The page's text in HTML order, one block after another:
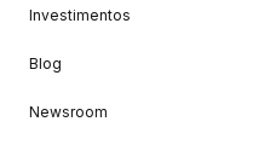
Investimentos
Blog
Newsroom